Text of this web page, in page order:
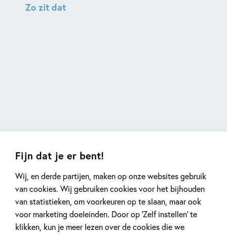
Fijn dat je er bent!
Wij, en derde partijen, maken op onze websites gebruik
van cookies. Wij gebruiken cookies voor het bijhouden
van statistieken, om voorkeuren op te slaan, maar ook
voor marketing doeleinden. Door op ‘Zelf instellen’ te
klikken, kun je meer lezen over de cookies die we
Zo zit dat